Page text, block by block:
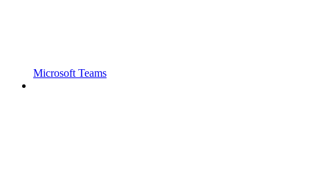
Microsoft Teams